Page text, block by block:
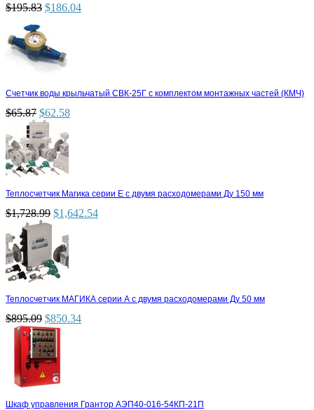
$195.83 $186.04
Счетчик воды крыльчатый СВК-25Г с комплектом монтажных частей (КМЧ)
$65.87 $62.58
Теплосчетчик Магика серии Е с двумя расходомерами Ду 150 мм
$1,728.99 $1,642.54
Теплосчетчик МАГИКА серии А с двумя расходомерами Ду 50 мм
$895.09 $850.34
Шкаф управления Грантор АЭП40-016-54КП-21П